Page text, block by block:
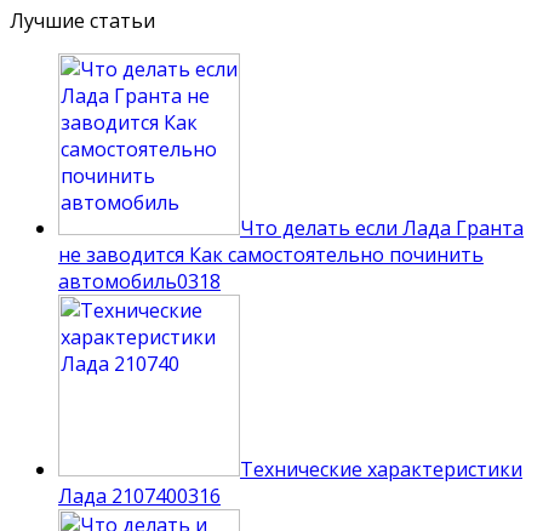
Лучшие статьи
Что делать если Лада Гранта
не заводится Как самостоятельно починить
автомобиль0318
Технические характеристики
Лада 2107400316